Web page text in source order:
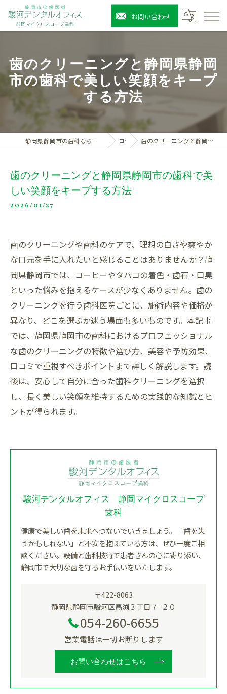
お問い合わせ
歯のクリーニングと静岡県静岡
市の歯科で美しい笑顔をキープ
する方法
静岡県静岡市の歯科なら駿河デンタルオフィス静岡マイクロスコープ歯科 コラム 歯のクリーニングと静岡県静岡市の歯科で美しい笑顔をキープする方法
歯のクリーニングと静岡県静岡市の歯科で美
しい笑顔をキープする方法
2026/01/27
歯のクリーニングや歯科のケアで、理想の白さや爽やか
な口元を手に入れたいと感じることはありませんか？静
岡県静岡市では、コーヒーやタバコの着色・歯石・口臭
といった悩みを抱えるケースが少なくありません。歯の
クリーニングを行う歯科医院ごとに、施術内容や価格が
異なり、どこを選ぶか迷う場面も多いものです。本記事
では、静岡県静岡市の歯科におけるプロフェッショナル
な歯のクリーニングの特徴や選び方、美容や予防効果、
口コミで重視すべきポイントまで詳しく解説します。読
後は、安心して自分に合った歯科クリーニングを選択
し、長く美しい笑顔を維持するための実践的な知識とヒ
ントが得られます。
駿河デンタルオフィス 静岡マイクロスコープ
歯科
健康で美しい歯を未来へつないでいきましょう。「歯を失
うかもしれない」と不安を抱えている方は、ぜひ一度ご相
談ください。設備と歯科技術で患者さんの心に寄り添い、
静岡市で大切な歯を守るお手伝いをいたします。
〒422-8063
静岡県静岡市駿河区馬渕３丁目７−２０
054-260-6655
営業電話は一切お断りします
お問い合わせはこちら